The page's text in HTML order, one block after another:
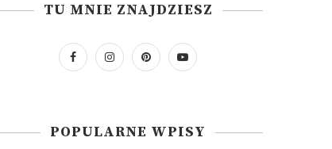
TU MNIE ZNAJDZIESZ
POPULARNE WPISY